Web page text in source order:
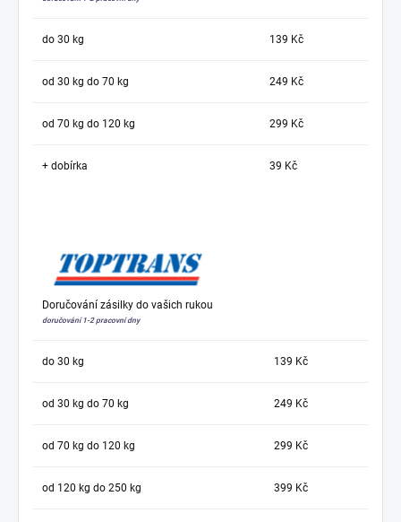
do 30 kg 139 Kč
od 30 kg do 70 kg 249 Kč
od 70 kg do 120 kg 299 Kč
+ dobírka 39 Kč
Doručování zásilky do vašich rukou
doručování 1-2 pracovní dny
do 30 kg 139 Kč
od 30 kg do 70 kg 249 Kč
od 70 kg do 120 kg 299 Kč
od 120 kg do 250 kg 399 Kč